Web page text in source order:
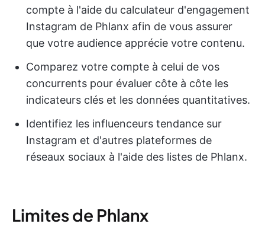
compte à l'aide du calculateur d'engagement
Instagram de Phlanx afin de vous assurer
que votre audience apprécie votre contenu.
Comparez votre compte à celui de vos
concurrents pour évaluer côte à côte les
indicateurs clés et les données quantitatives.
Identifiez les influenceurs tendance sur
Instagram et d'autres plateformes de
réseaux sociaux à l'aide des listes de Phlanx.
Limites de Phlanx